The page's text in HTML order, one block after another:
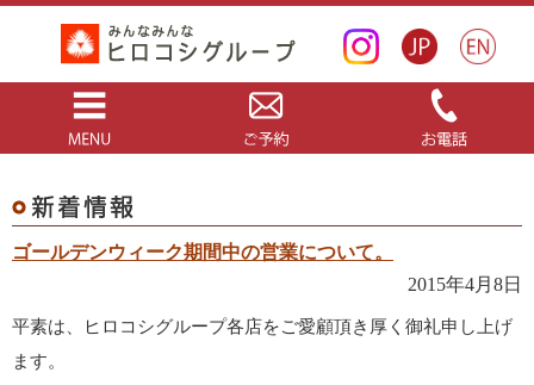
ゴールデンウィーク期間中の営業について。
2015年4月8日
平素は、ヒロコシグループ各店をご愛顧頂き厚く御礼申し上げ
ます。